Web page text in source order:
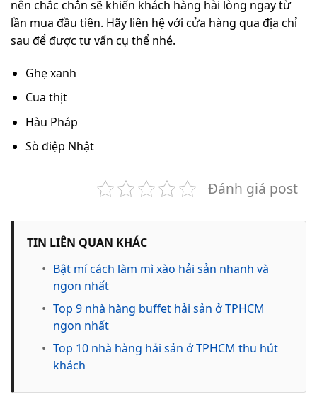
nên chắc chắn sẽ khiến khách hàng hài lòng ngay từ
lần mua đầu tiên. Hãy liên hệ với cửa hàng qua địa chỉ
sau để được tư vấn cụ thể nhé.
Ghẹ xanh
Cua thịt
Hàu Pháp
Sò điệp Nhật
Đánh giá post
TIN LIÊN QUAN KHÁC
• Bật mí cách làm mì xào hải sản nhanh và
ngon nhất
• Top 9 nhà hàng buffet hải sản ở TPHCM
ngon nhất
• Top 10 nhà hàng hải sản ở TPHCM thu hút
khách